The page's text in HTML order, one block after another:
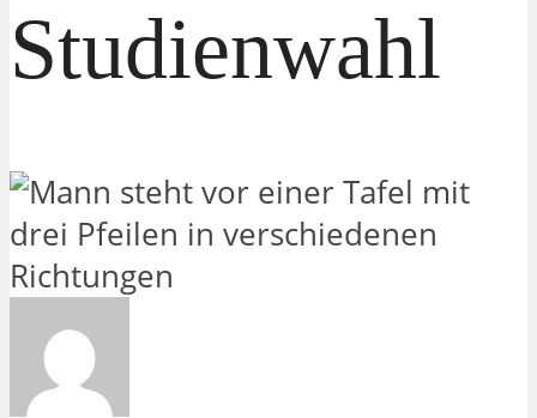
Studienwahl